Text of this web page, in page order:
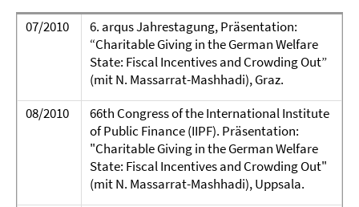
07/2010
6. arqus Jahrestagung, Präsentation:
“Charitable Giving in the German Welfare
State: Fiscal Incentives and Crowding Out”
(mit N. Massarrat-Mashhadi), Graz.
08/2010
66th Congress of the International Institute
of Public Finance (IIPF). Präsentation:
"Charitable Giving in the German Welfare
State: Fiscal Incentives and Crowding Out"
(mit N. Massarrat-Mashhadi), Uppsala.